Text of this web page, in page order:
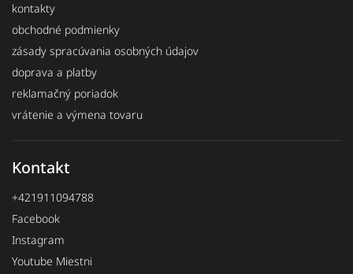
kontakty
obchodné podmienky
zásady spracúvania osobných údajov
doprava a platby
reklamačný poriadok
vrátenie a výmena tovaru
Kontakt
+421911094788
Facebook
Instagram
Youtube Miestni